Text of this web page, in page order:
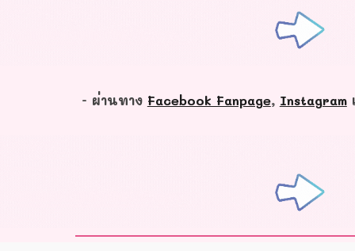
- ผ่านทาง Facebook Fanpage, Instagram